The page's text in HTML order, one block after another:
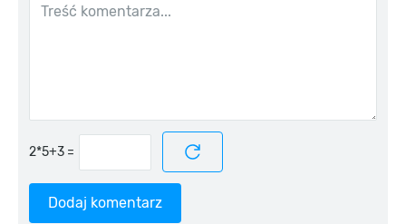
=
Dodaj komentarz